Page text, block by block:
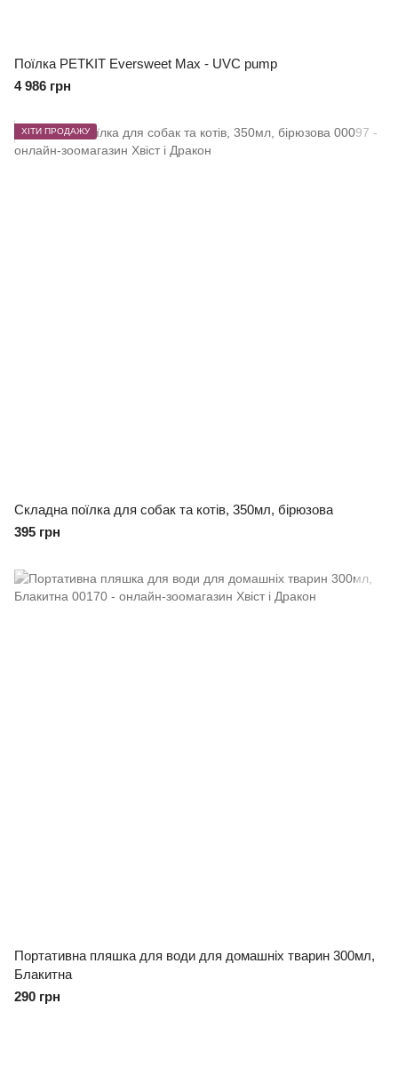
Поїлка PETKIT Eversweet Max - UVC pump
4 986 грн
ХІТИ ПРОДАЖУ
Складна поїлка для собак та котів, 350мл, бірюзова
395 грн
Портативна пляшка для води для домашніх тварин 300мл,
Блакитна
290 грн